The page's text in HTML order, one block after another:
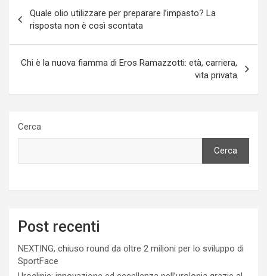
articoli
Quale olio utilizzare per preparare l’impasto? La
risposta non è così scontata
Chi è la nuova fiamma di Eros Ramazzotti: età, carriera,
vita privata
Cerca
Cerca
Post recenti
NEXTING, chiuso round da oltre 2 milioni per lo sviluppo di
SportFace